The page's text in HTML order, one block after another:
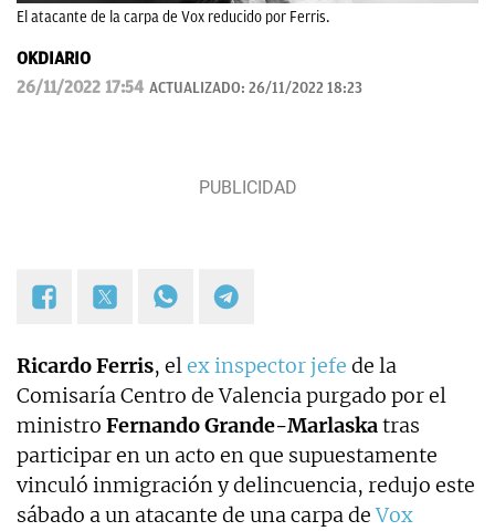
El atacante de la carpa de Vox reducido por Ferris.
OKDIARIO
26/11/2022 17:54 ACTUALIZADO: 26/11/2022 18:23
Ricardo Ferris, elex inspector jefe de la
Comisaría Centro de Valencia purgado por el
ministro Fernando Grande-Marlaskatras
participar en un acto en que supuestamente
vinculó inmigración y delincuencia, redujo este
sábado a un atacante de una carpa deVox